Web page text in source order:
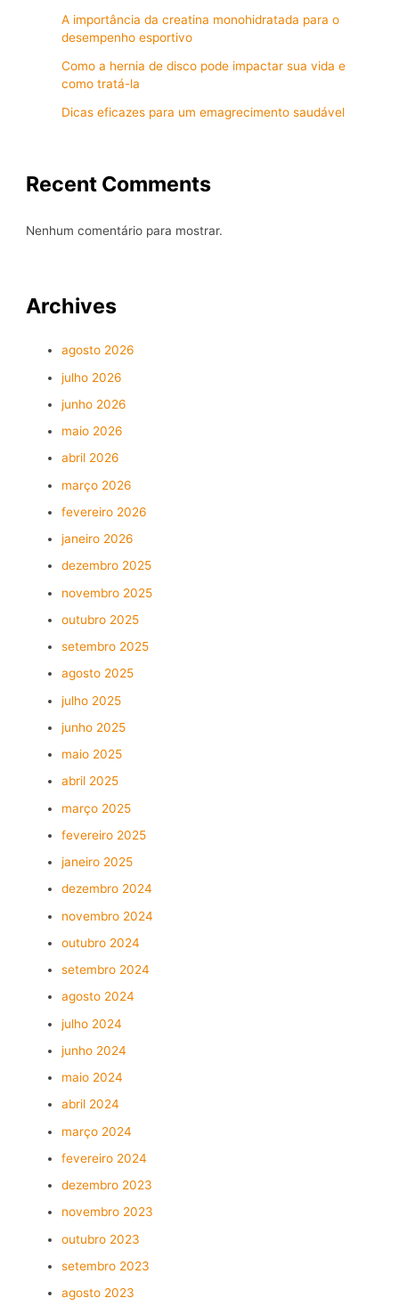
A importância da creatina monohidratada para o
desempenho esportivo
Como a hernia de disco pode impactar sua vida e
como tratá-la
Dicas eficazes para um emagrecimento saudável
Recent Comments
Nenhum comentário para mostrar.
Archives
agosto 2026
julho 2026
junho 2026
maio 2026
abril 2026
março 2026
fevereiro 2026
janeiro 2026
dezembro 2025
novembro 2025
outubro 2025
setembro 2025
agosto 2025
julho 2025
junho 2025
maio 2025
abril 2025
março 2025
fevereiro 2025
janeiro 2025
dezembro 2024
novembro 2024
outubro 2024
setembro 2024
agosto 2024
julho 2024
junho 2024
maio 2024
abril 2024
março 2024
fevereiro 2024
dezembro 2023
novembro 2023
outubro 2023
setembro 2023
agosto 2023